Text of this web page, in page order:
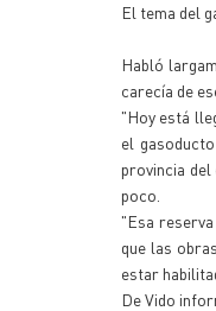
El tema del
Habló
carecía de
"Hoy está
el
provincia
poco.
"Esa
que las
estar
De Vido